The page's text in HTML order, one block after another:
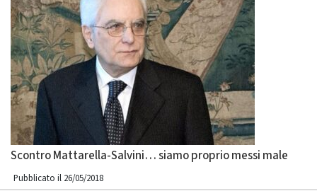
Scontro Mattarella-Salvini… siamo proprio messi male
Pubblicato il 26/05/2018